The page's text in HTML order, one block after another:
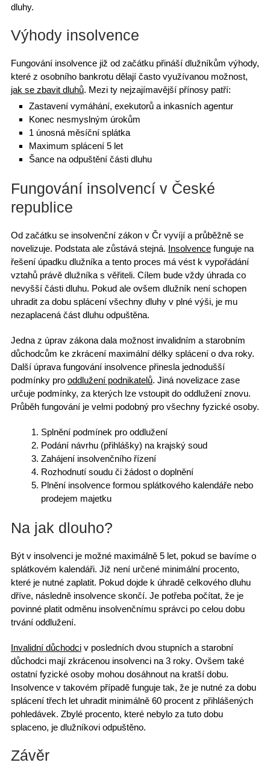
dluhy.
Výhody insolvence
Fungování insolvence již od začátku přináší dlužníkům výhody,
které z osobního bankrotu dělají často využívanou možnost,
jak se zbavit dluhů. Mezi ty nejzajímavější přínosy patří:
Zastavení vymáhání, exekutorů a inkasních agentur
Konec nesmyslným úrokům
1 únosná měsíční splátka
Maximum splácení 5 let
Šance na odpuštění části dluhu
Fungování insolvencí v České
republice
Od začátku se insolvenční zákon v Čr vyvíjí a průběžně se
novelizuje. Podstata ale zůstává stejná. Insolvencefunguje na
řešení úpadku dlužníka a tento proces má vést k vypořádání
vztahůprávě dlužníka s věřiteli. Cílem bude vždy úhrada co
nevyšší části dluhu. Pokud ale ovšem dlužník není schopen
uhradit za dobu splácení všechny dluhy v plné výši, je mu
nezaplacená část dluhu odpuštěna.
Jedna z úprav zákona dala možnost invalidním a starobním
důchodcům ke zkrácení maximální délky splácenío dva roky.
Další úprava fungování insolvence přinesla jednodušší
podmínky pro oddlužení podnikatelů. Jiná novelizace zase
určuje podmínky, za kterých lze vstoupit do oddlužení znovu.
Průběh fungování je velmi podobný pro všechny fyzické osoby.
Splnění podmínek pro oddlužení
Podání návrhu (přihlášky) na krajský soud
Zahájení insolvenčního řízení
Rozhodnutí soudu či žádost o doplnění
Plnění insolvence formou splátkového kalendáře nebo
prodejem majetku
Na jak dlouho?
Být v insolvenci je možné maximálně 5 let, pokud se bavíme o
splátkovém kalendáři. Již není určené minimální procento,
které je nutné zaplatit. Pokud dojde k úhradě celkového dluhu
dříve, následně insolvence skončí. Je potřeba počítat, že je
povinné platit odměnu insolvenčnímu správcipo celou dobu
trvání oddlužení.
Invalidní důchodciv posledních dvou stupních a starobní
důchodci mají zkrácenou insolvenci na 3 roky. Ovšem také
ostatní fyzické osoby mohou dosáhnout na kratší dobu.
Insolvence v takovém případě funguje tak, že je nutné za dobu
splácení třech let uhradit minimálně 60 procent z přihlášených
pohledávek. Zbylé procento, které nebylo za tuto dobu
splaceno, je dlužníkovi odpuštěno.
Závěr